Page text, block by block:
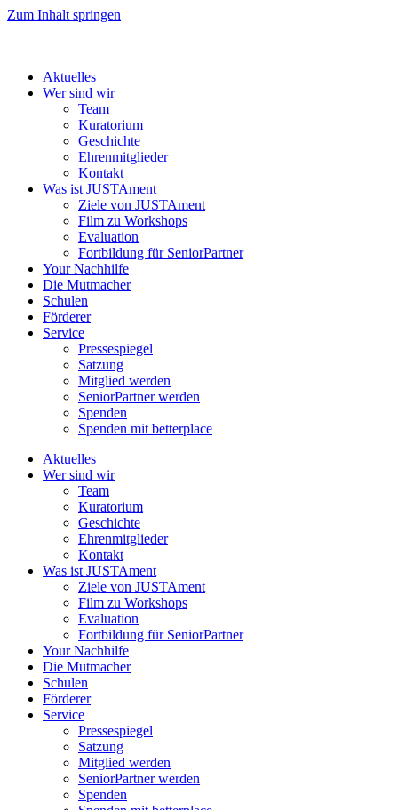
Zum Inhalt springen
Aktuelles
Wer sind wir
Team
Kuratorium
Geschichte
Ehrenmitglieder
Kontakt
Was ist JUSTAment
Ziele von JUSTAment
Film zu Workshops
Evaluation
Fortbildung für SeniorPartner
Your Nachhilfe
Die Mutmacher
Schulen
Förderer
Service
Pressespiegel
Satzung
Mitglied werden
SeniorPartner werden
Spenden
Spenden mit betterplace
Aktuelles
Wer sind wir
Team
Kuratorium
Geschichte
Ehrenmitglieder
Kontakt
Was ist JUSTAment
Ziele von JUSTAment
Film zu Workshops
Evaluation
Fortbildung für SeniorPartner
Your Nachhilfe
Die Mutmacher
Schulen
Förderer
Service
Pressespiegel
Satzung
Mitglied werden
SeniorPartner werden
Spenden